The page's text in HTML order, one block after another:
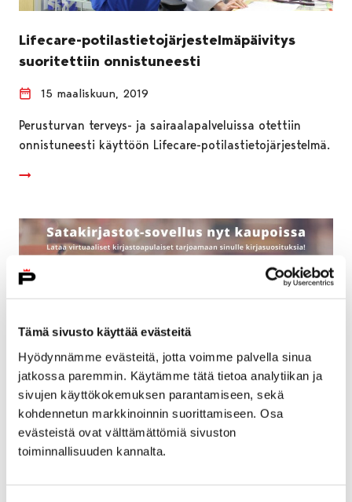
Tämä sivusto käyttää evästeitä
Hyödynnämme evästeitä, jotta voimme palvella sinua
jatkossa paremmin. Käytämme tätä tietoa analytiikan ja
sivujen käyttökokemuksen parantamiseen, sekä
kohdennetun markkinoinnin suorittamiseen. Osa
evästeistä ovat välttämättömiä sivuston
toiminnallisuuden kannalta.
Lifecare-potilastietojärjestelmäpäivitys
suoritettiin onnistuneesti
15 maaliskuun, 2019
Perusturvan terveys- ja sairaalapalveluissa otettiin
onnistuneesti käyttöön Lifecare-potilastietojärjestelmä.
Satakirjastojen uusi mobiilisovellus vinkkaa
kirjoja ja tapahtumia
15 maaliskuun, 2019